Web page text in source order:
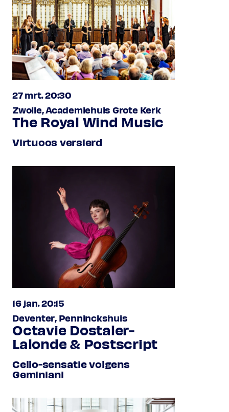
27 mrt. 20:30
Zwolle, Academiehuis Grote Kerk
The Royal Wind Music
Virtuoos versierd
16 jan. 20:15
Deventer, Penninckshuis
Octavie Dostaler-
Lalonde & Postscript
Cello-sensatie volgens
Geminiani